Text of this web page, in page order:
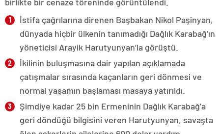
İstifa çağrılarına direnen Başbakan Nikol Paşinyan,
dünyada hiçbir ülkenin tanımadığı Dağlık Karabağ’ın
yöneticisi Arayik Harutyunyan’la görüştü.
İkilinin buluşmasına dair yapılan açıklamada
çatışmalar sırasında kaçanların geri dönmesi ve
normal yaşamın başlaması masaya yatırıldı.
Şimdiye kadar 25 bin Ermeninin Dağlık Karabağ’a
geri döndüğü bilgisini veren Harutyunyan, savaşta